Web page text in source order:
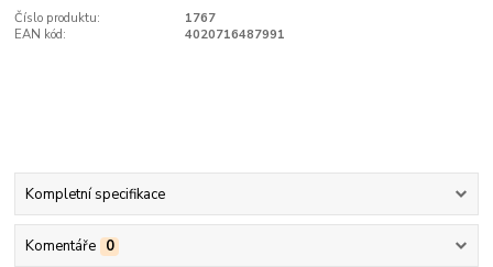
Číslo produktu:
1767
EAN kód:
4020716487991
Kompletní specifikace
Komentáře 0